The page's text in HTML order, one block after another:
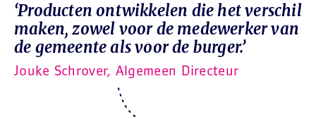
‘Producten ontwikkelen die het verschil
maken, zowel voor de medewerker van
de gemeente als voor de burger.’
Jouke Schrover, Algemeen Directeur